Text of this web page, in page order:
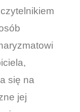
się na
jej